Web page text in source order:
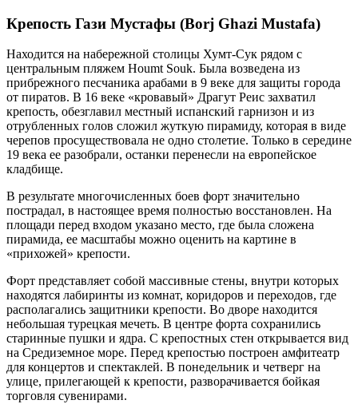
Крепость Гази Мустафы (Borj Ghazi Mustafa)
Находится на набережной столицы Хумт-Сук рядом с
центральным пляжем Houmt Souk. Была возведена из
прибрежного песчаника арабами в 9 веке для защиты города
от пиратов. В 16 веке «кровавый» Драгут Реис захватил
крепость, обезглавил местный испанский гарнизон и из
отрубленных голов сложил жуткую пирамиду, которая в виде
черепов просуществовала не одно столетие. Только в середине
19 века ее разобрали, останки перенесли на европейское
кладбище.
В результате многочисленных боев форт значительно
пострадал, в настоящее время полностью восстановлен. На
площади перед входом указано место, где была сложена
пирамида, ее масштабы можно оценить на картине в
«прихожей» крепости.
Форт представляет собой массивные стены, внутри которых
находятся лабиринты из комнат, коридоров и переходов, где
располагались защитники крепости. Во дворе находится
небольшая турецкая мечеть. В центре форта сохранились
старинные пушки и ядра. С крепостных стен открывается вид
на Средиземное море. Перед крепостью построен амфитеатр
для концертов и спектаклей. В понедельник и четверг на
улице, прилегающей к крепости, разворачивается бойкая
торговля сувенирами.